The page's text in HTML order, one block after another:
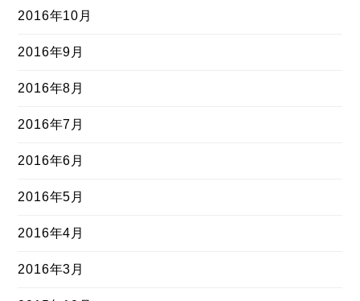
2016年10月
2016年9月
2016年8月
2016年7月
2016年6月
2016年5月
2016年4月
2016年3月